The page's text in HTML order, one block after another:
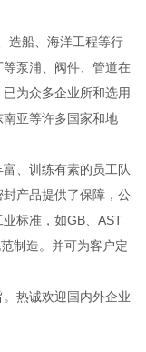
造船、海洋工程等行
泵浦、阀件、管道在
为众多企业所和选用
亚等许多国家和地
、训练有素的员工队
产品提供了保障，公
标准，如GB、AST
制造。并可为客户定
热诚欢迎国内外企业